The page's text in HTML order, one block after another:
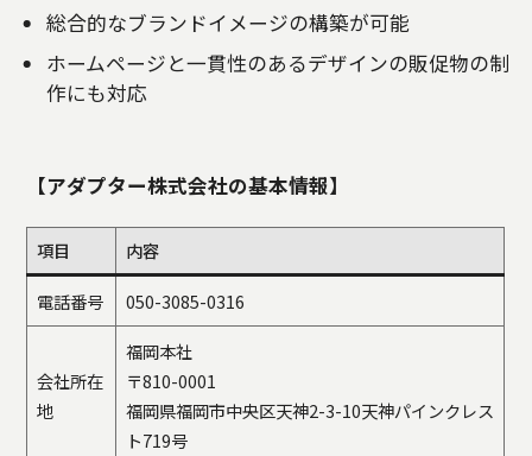
総合的なブランドイメージの構築が可能
ホームページと一貫性のあるデザインの販促物の制
作にも対応
【アダプター株式会社の基本情報】
項目 内容
電話番号 050-3085-0316
会社所在
地
福岡本社
〒810-0001
福岡県福岡市中央区天神2-3-10天神パインクレス
ト719号